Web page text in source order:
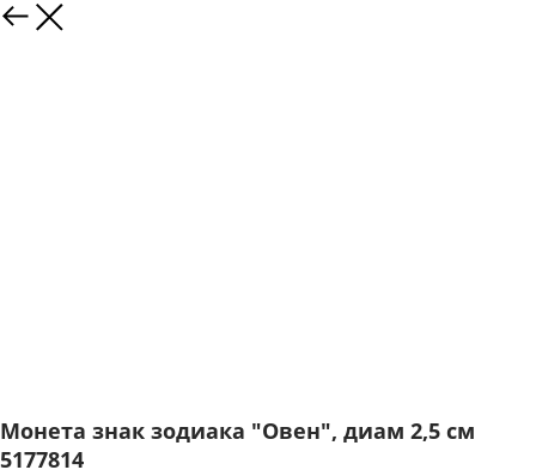
Монета знак зодиака "Овен", диам 2,5 см
5177814